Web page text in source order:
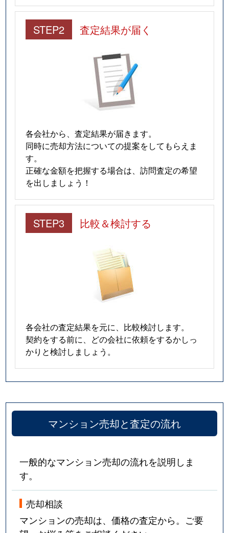
STEP2 査定結果が届く
各会社から、査定結果が届きます。
同時に売却方法についての提案をしてもらえま
す。
正確な金額を把握する場合は、訪問査定の希望
を出しましょう！
STEP3 比較＆検討する
各会社の査定結果を元に、比較検討します。
契約をする前に、どの会社に依頼をするかしっ
かりと検討しましょう。
マンション売却と査定の流れ
一般的なマンション売却の流れを説明しま
す。
売却相談
マンションの売却は、価格の査定から。ご要